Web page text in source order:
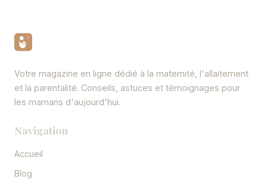
Votre magazine en ligne dédié à la maternité, l'allaitement
et la parentalité. Conseils, astuces et témoignages pour
les mamans d'aujourd'hui.
Navigation
Accueil
Blog